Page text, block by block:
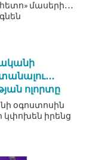
մասերի․․․
ոլորտը
օգոստոսին
կփոխեն իրենց